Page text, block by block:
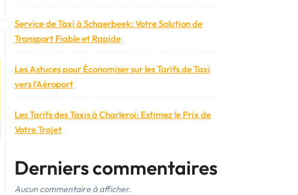
Service de Taxi à Schaerbeek: Votre Solution de
Transport Fiable et Rapide
Les Astuces pour Économiser sur les Tarifs de Taxi
vers l’Aéroport
Les Tarifs des Taxis à Charleroi: Estimez le Prix de
Votre Trajet
Derniers commentaires
Aucun commentaire à afficher.